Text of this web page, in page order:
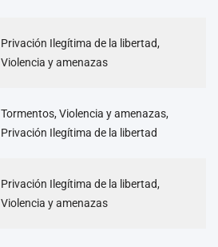
Privación Ilegítima de la libertad,
Violencia y amenazas
Tormentos, Violencia y amenazas,
Privación Ilegítima de la libertad
Privación Ilegítima de la libertad,
Violencia y amenazas